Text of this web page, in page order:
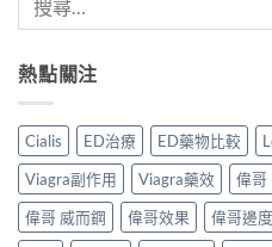
熱點關注
Cialis ED治療 ED藥物比較
Viagra副作用
Viagra藥效 偉哥
偉哥 威而鋼
偉哥效果 偉哥邊